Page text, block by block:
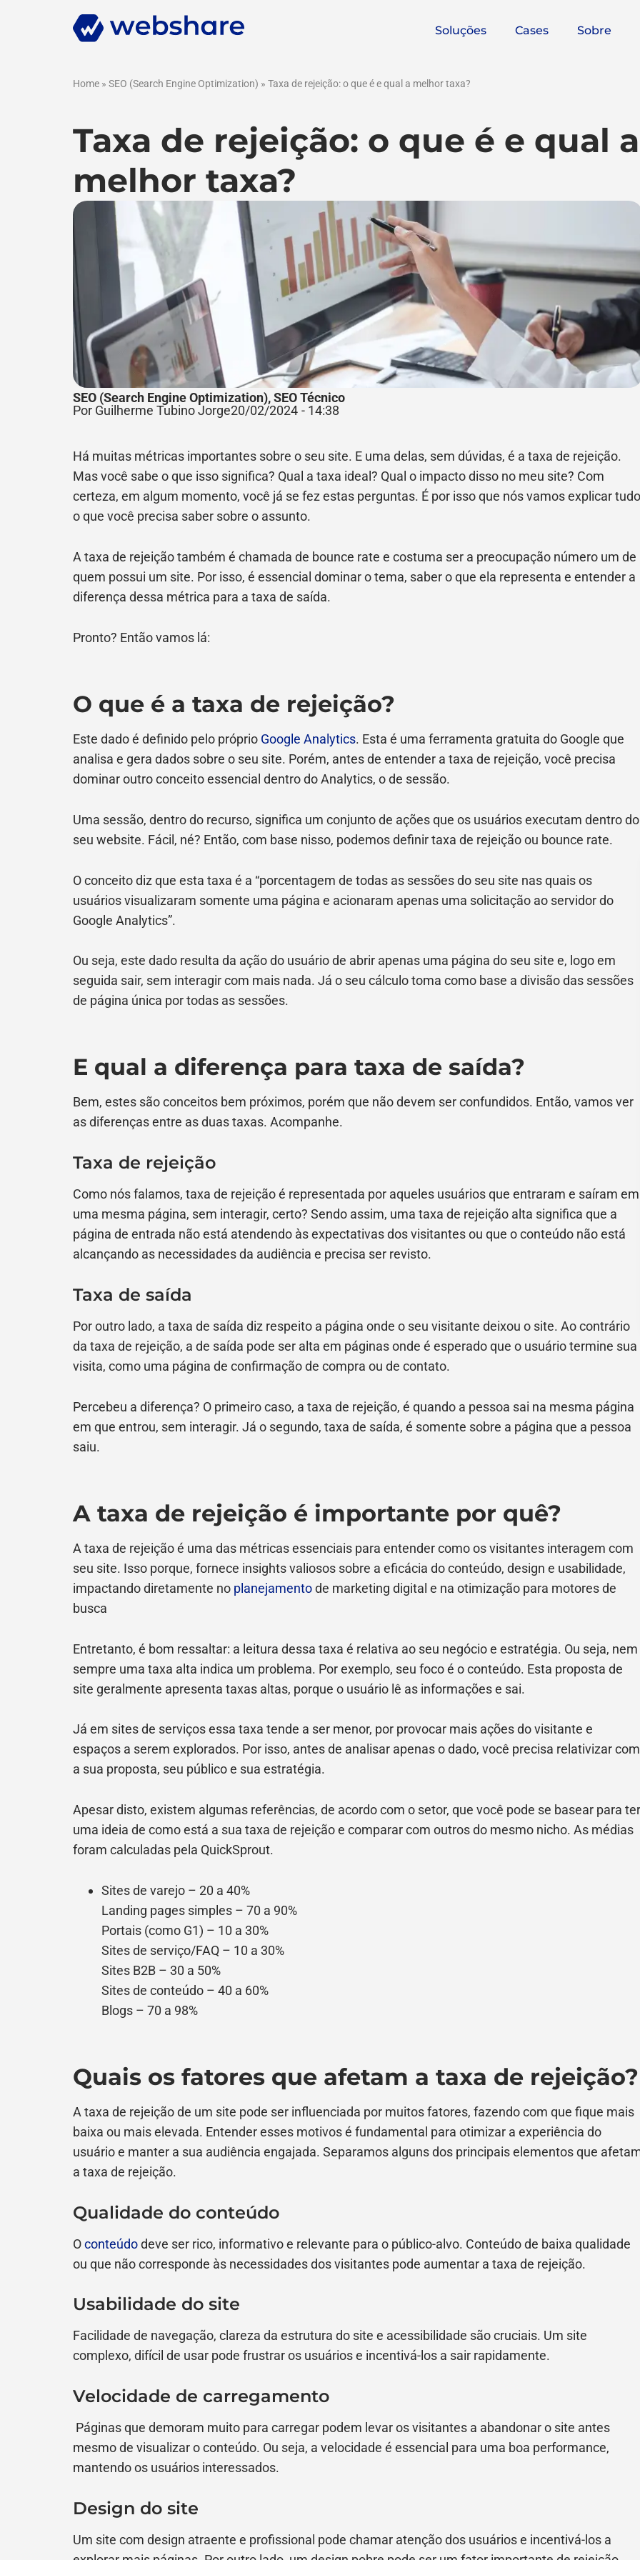
Soluções Cases Sobre
Home » SEO (Search Engine Optimization) » Taxa de rejeição: o que é e qual a melhor taxa?
Taxa de rejeição: o que é e qual a
melhor taxa?
SEO (Search Engine Optimization),SEO Técnico
Por Guilherme Tubino Jorge20/02/2024 - 14:38
Há muitas métricas importantes sobre o seu site. E uma delas, sem dúvidas, é a taxa de rejeição.
Mas você sabe o que isso significa? Qual a taxa ideal? Qual o impacto disso no meu site? Com
certeza, em algum momento, você já se fez estas perguntas. É por isso que nós vamos explicar tudo
o que você precisa saber sobre o assunto.
A taxa de rejeição também é chamada de bounce rate e costuma ser a preocupação número um de
quem possui um site. Por isso, é essencial dominar o tema, saber o que ela representa e entender a
diferença dessa métrica para a taxa de saída.
Pronto? Então vamos lá:
O que é a taxa de rejeição?
Este dado é definido pelo próprio Google Analytics. Esta é uma ferramenta gratuita do Google que
analisa e gera dados sobre o seu site. Porém, antes de entender a taxa de rejeição, você precisa
dominar outro conceito essencial dentro do Analytics, o de sessão.
Uma sessão, dentro do recurso, significa um conjunto de ações que os usuários executam dentro do
seu website. Fácil, né? Então, com base nisso, podemos definir taxa de rejeição ou bounce rate.
O conceito diz que esta taxa é a “porcentagem de todas as sessões do seu site nas quais os
usuários visualizaram somente uma página e acionaram apenas uma solicitação ao servidor do
Google Analytics”.
Ou seja, este dado resulta da ação do usuário de abrir apenas uma página do seu site e, logo em
seguida sair, sem interagir com mais nada. Já o seu cálculo toma como base a divisão das sessões
de página única por todas as sessões.
E qual a diferença para taxa de saída?
Bem, estes são conceitos bem próximos, porém que não devem ser confundidos. Então, vamos ver
as diferenças entre as duas taxas. Acompanhe.
Taxa de rejeição
Como nós falamos, taxa de rejeição é representada por aqueles usuários que entraram e saíram em
uma mesma página, sem interagir, certo? Sendo assim, uma taxa de rejeição alta significa que a
página de entrada não está atendendo às expectativas dos visitantes ou que o conteúdo não está
alcançando as necessidades da audiência e precisa ser revisto.
Taxa de saída
Por outro lado, a taxa de saída diz respeito a página onde o seu visitante deixou o site. Ao contrário
da taxa de rejeição, a de saída pode ser alta em páginas onde é esperado que o usuário termine sua
visita, como uma página de confirmação de compra ou de contato.
Percebeu a diferença? O primeiro caso, a taxa de rejeição, é quando a pessoa sai na mesma página
em que entrou, sem interagir. Já o segundo, taxa de saída, é somente sobre a página que a pessoa
saiu.
A taxa de rejeição é importante por quê?
A taxa de rejeição é uma das métricas essenciais para entender como os visitantes interagem com
seu site. Isso porque, fornece insights valiosos sobre a eficácia do conteúdo, design e usabilidade,
impactando diretamente no planejamentode marketing digital e na otimização para motores de
busca
Entretanto, é bom ressaltar: a leitura dessa taxa é relativa ao seu negócio e estratégia. Ou seja, nem
sempre uma taxa alta indica um problema. Por exemplo, seu foco é o conteúdo. Esta proposta de
site geralmente apresenta taxas altas, porque o usuário lê as informações e sai.
Já em sites de serviços essa taxa tende a ser menor, por provocar mais ações do visitante e
espaços a serem explorados. Por isso, antes de analisar apenas o dado, você precisa relativizar com
a sua proposta, seu público e sua estratégia.
Apesar disto, existem algumas referências, de acordo com o setor, que você pode se basear para ter
uma ideia de como está a sua taxa de rejeição e comparar com outros do mesmo nicho. As médias
foram calculadas pela QuickSprout.
Sites de varejo – 20 a 40%
Landing pages simples – 70 a 90%
Portais (como G1) – 10 a 30%
Sites de serviço/FAQ – 10 a 30%
Sites B2B – 30 a 50%
Sites de conteúdo – 40 a 60%
Blogs – 70 a 98%
Quais os fatores que afetam a taxa de rejeição?
A taxa de rejeição de um site pode ser influenciada por muitos fatores, fazendo com que fique mais
baixa ou mais elevada. Entender esses motivos é fundamental para otimizar a experiência do
usuário e manter a sua audiência engajada. Separamos alguns dos principais elementos que
a taxa de rejeição.
Qualidade do conteúdo
Oconteúdodeve ser rico, informativo e relevante para o público-alvo. Conteúdo de baixa qualidade
ou que não corresponde às necessidades dos visitantes pode aumentar a taxa de rejeição.
Usabilidade do site
Facilidade de navegação, clareza da estrutura do site e acessibilidade são cruciais. Um site
complexo, difícil de usar pode frustrar os usuários e incentivá-los a sair rapidamente.
Velocidade de carregamento
Páginas que demoram muito para carregar podem levar os visitantes a abandonar o site antes
mesmo de visualizar o conteúdo. Ou seja, a velocidade é essencial para uma boa performance,
mantendo os usuários interessados.
Design do site
Um site com design atraente e profissional pode chamar atenção dos usuários e incentivá-los a